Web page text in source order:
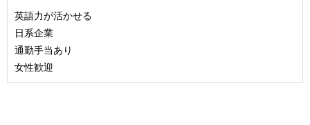
英語力が活かせる
日系企業
通勤手当あり
女性歓迎